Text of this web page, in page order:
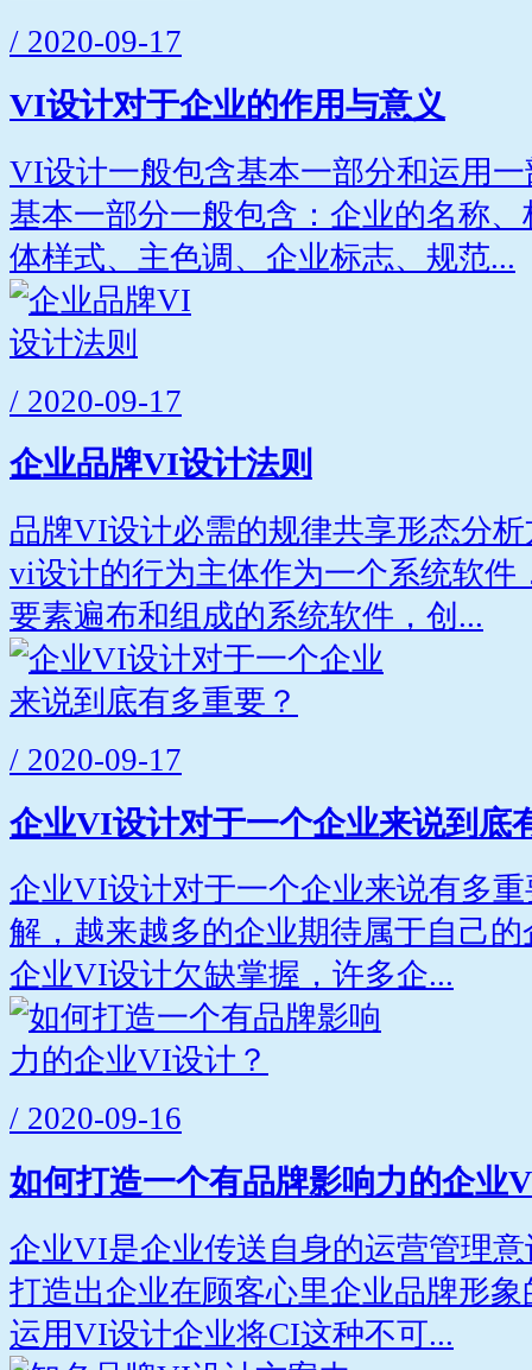
/ 2020-09-17
VI设计对于企业的作用与意义
VI设计一般包含基本一部分和运用
基本一部分一般包含：企业的名称
体样式、主色调、企业标志、规范...
/ 2020-09-17
企业品牌VI设计法则
品牌VI设计必需的规律共享形态分
vi设计的行为主体作为一个系统软件
要素遍布和组成的系统软件，创...
/ 2020-09-17
企业VI设计对于一个企业来说到底
企业VI设计对于一个企业来说有多
解，越来越多的企业期待属于自己
企业VI设计欠缺掌握，许多企...
/ 2020-09-16
如何打造一个有品牌影响力的企业
企业VI是企业传送自身的运营管理
打造出企业在顾客心里企业品牌形
运用VI设计企业将CI这种不可...